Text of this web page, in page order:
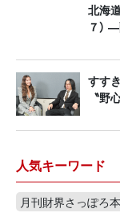
北海
７）
すす
〝野
人気キーワード
月刊財界さっぽろ